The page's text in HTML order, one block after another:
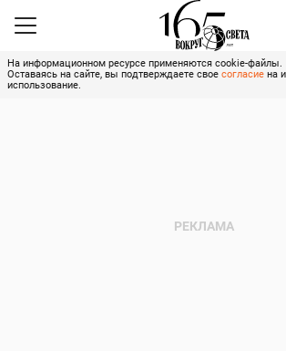
На информационном ресурсе применяются cookie-файлы.
Оставаясь на сайте, вы подтверждаете свое согласие на
использование.